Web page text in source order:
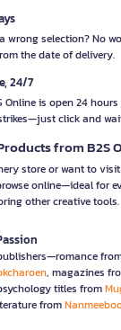
wrong selection? No
the date of delivery.
24/7
Online is open 24
click and
from B2S
store or want to visit
online—ideal for
other creative tools.
, magazines
titles from
from